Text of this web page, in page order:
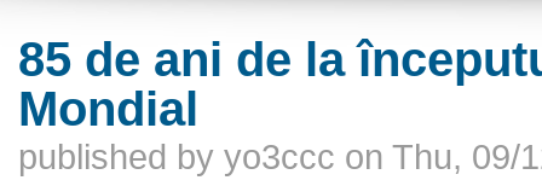
85 de ani de la
Mondial
published by yo3ccc on Thu, 09/